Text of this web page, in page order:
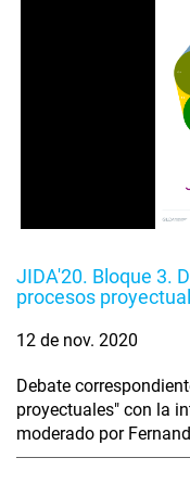
JIDA'20. Bloque 3.
procesos
12 de nov. 2020
Debate
proyectuales" con la
moderado por